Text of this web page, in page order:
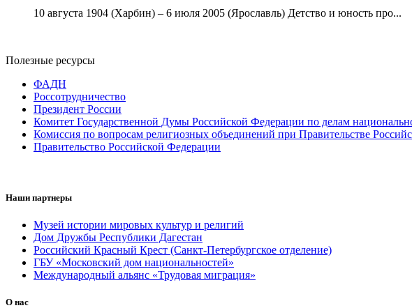
10 августа 1904 (Харбин) – 6 июля 2005 (Ярославль) Детство и юность про...
Полезные ресурсы
ФАДН
Россотрудничество
Президент России
Комитет Государственной Думы Российской Федерации по делам
Комиссия по вопросам религиозных объединений при Правительстве
Правительство Российской Федерации
Наши партнеры
Музей истории мировых культур и религий
Дом Дружбы Республики Дагестан
Российский Красный Крест (Санкт-Петербургское отделение)
ГБУ «Московский дом национальностей»
Международный альянс «Трудовая миграция»
О нас